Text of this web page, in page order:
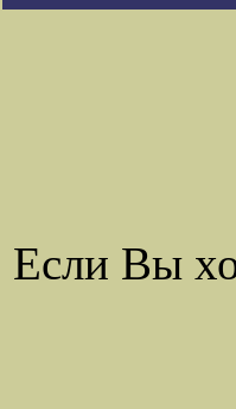
Если Вы